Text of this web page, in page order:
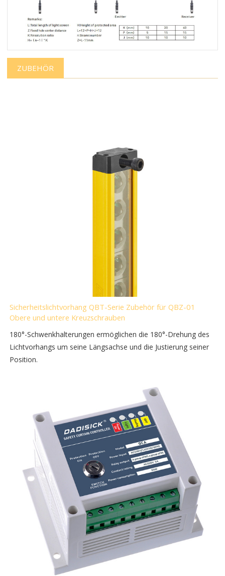
ZUBEHÖR
Sicherheitslichtvorhang QBT-Serie Zubehör für QBZ-01
Obere und untere Kreuzschrauben
180°-Schwenkhalterungen ermöglichen die 180°-Drehung des
Lichtvorhangs um seine Längsachse und die Justierung seiner
Position.